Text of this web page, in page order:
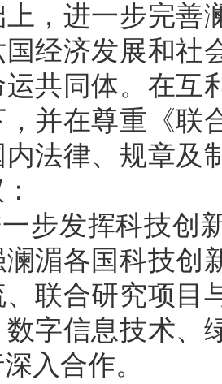
，进一步完善
经济发展和社
共同体。在互
并在尊重《联
内法律、规章及
步发挥科技创
澜湄各国科技创
、联合研究项目
字信息技术、
入合作。